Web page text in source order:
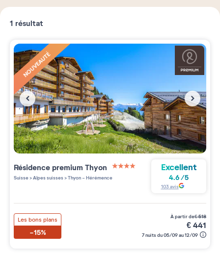
1 résultat
NOUVEAUTÉ
Résidence premium Thyon
4 étoiles sur 5
Suisse>Alpes suisses>Thyon - Hérémence
Excellent
4.6/5
103avis
Les bons plans
-15%
à partir de€518
€441
7 nuits du 05/09 au 12/09